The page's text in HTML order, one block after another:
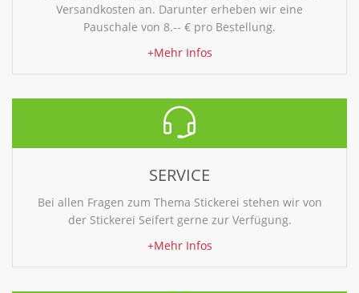
Versandkosten an. Darunter erheben wir eine
Pauschale von 8.-- € pro Bestellung.
+Mehr Infos
SERVICE
Bei allen Fragen zum Thema Stickerei stehen wir von
der Stickerei Seifert gerne zur Verfügung.
+Mehr Infos